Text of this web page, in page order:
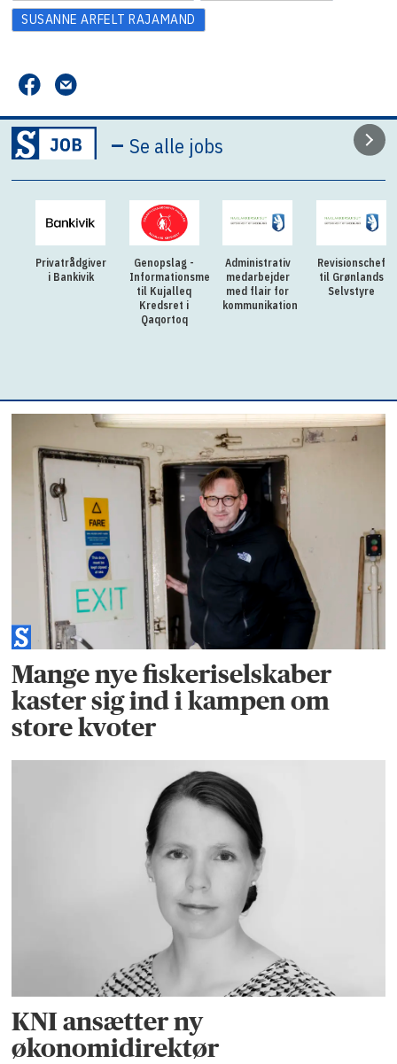
SUSANNE ARFELT RAJAMAND
–Se alle jobs
Privatrådgiver
i Bankivik
Genopslag -
Informationsmedarbejder
til Kujalleq
Kredsret i
Qaqortoq
Administrativ
medarbejder
med flair for
kommunikation
Revisionschef
til Grønlands
Selvstyre
Mange nye fiskeriselskaber
kaster sig ind i kampen om
store kvoter
KNI ansætter ny
økonomidirektør